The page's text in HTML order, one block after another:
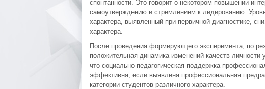
спонтанности. Это говорит о некотором повышении
самоутверждению и стремлением к лидированию.
характера, выявленный при первичной диагностике,
характера.
После проведения формирующего эксперимента, по
положительная динамика изменений качеств
что социально-педагогическая поддержка
эффективна, если выявлена профессиональная
категории студентов различного характера.